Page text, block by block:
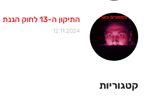
התיקון ה-13 לחוק הגנת הפרטיות
12.11.2024
קטגוריות